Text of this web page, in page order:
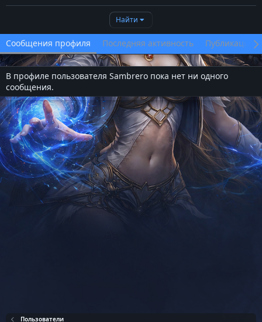
Найти
Сообщения профиля Последняя активность Публикации
В профиле пользователя Sambrero пока нет ни одного
сообщения.
Пользователи